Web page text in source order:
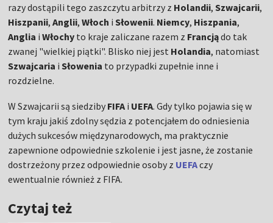
razy dostąpili tego zaszczytu arbitrzy z Holandii,Szwajcarii,
Hiszpanii,Anglii,Włoch iSłowenii. Niemcy, Hiszpania,
Anglia iWłochy to kraje zaliczane razem z Francjądo tak
zwanej "wielkiej piątki". Blisko niej jest Holandia, natomiast
Szwajcaria iSłowenia to przypadki zupełnie inne i
rozdzielne.
W Szwajcarii są siedziby FIFA i UEFA. Gdy tylko pojawia się w
tym kraju jakiś zdolny sędzia z potencjałem do odniesienia
dużych sukcesów międzynarodowych, ma praktycznie
zapewnione odpowiednie szkolenie i jest jasne, że zostanie
dostrzeżony przez odpowiednie osoby z UEFAczy
ewentualnie również z FIFA.
Czytaj też